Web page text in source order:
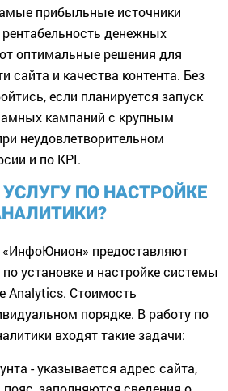
прибыльные источники
денежных
оптимальные решения для
сайта и качества контента. Без
если планируется запуск
кампаний с крупным
неудовлетворительном
и по KPI.
ПО НАСТРОЙКЕ
«ИнфоЮнион» предоставляют
установке и настройке системы
Analytics. Стоимость
порядке. В работу по
входят такие задачи:
- указывается адрес сайта,